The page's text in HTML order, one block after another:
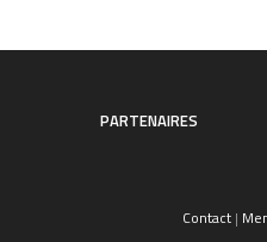
PARTENAIRES
Contact|